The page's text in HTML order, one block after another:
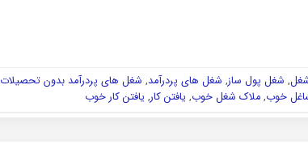
, شغل پول ساز, شغل های پردرآمد, شغل های پردرآمد بدون تحصیلات
خوب,ملاک شغل خوب, یافتن کار, یافتن کار خوب